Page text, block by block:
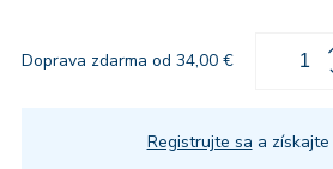
Doprava zdarma od 34,00 €
Registrujte sa a získajte